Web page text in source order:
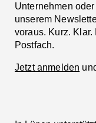
Unternehmen
unserem
voraus. Kurz.
Postfach.
Jetzt anmelden